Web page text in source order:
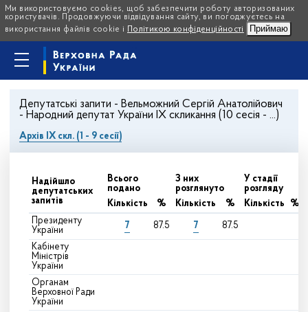
Ми використовуємо cookies, щоб забезпечити роботу авторизованих
користувачів. Продовжуючи відвідування сайту, ви погоджуєтесь на
використання файлів cookie і
Політикою конфіденційності Приймаю
Депутатські запити - Вельможний Сергій Анатолійович
- Народний депутат України IX скликання (10 сесія - ...)
Архів IX скл. (1 - 9 сесії)
Надійшло
депутатських
запитів
Всього
подано
З них
розглянуто
У стадії
розгляду
Кількість
% Кількість % Кількість
%
Президенту
України
7 87.5 7 87.5
Кабінету
Міністрів
України
Органам
Верховної Ради
України